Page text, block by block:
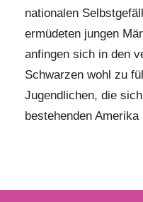
nationalen
ermüdeten jungen
anfingen sich in den
Schwarzen wohl zu
Jugendlichen, die
bestehenden